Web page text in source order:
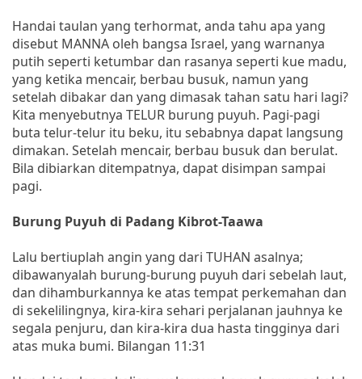
Handai taulan yang terhormat, anda tahu apa yang
disebut MANNA oleh bangsa Israel, yang warnanya
putih seperti ketumbar dan rasanya seperti kue madu,
yang ketika mencair, berbau busuk, namun yang
setelah dibakar dan yang dimasak tahan satu hari lagi?
Kita menyebutnya TELUR burung puyuh. Pagi-pagi
buta telur-telur itu beku, itu sebabnya dapat langsung
dimakan. Setelah mencair, berbau busuk dan berulat.
Bila dibiarkan ditempatnya, dapat disimpan sampai
pagi.
Burung Puyuh di Padang Kibrot-Taawa
Lalu bertiuplah angin yang dari TUHAN asalnya;
dibawanyalah burung-burung puyuh dari sebelah laut,
dan dihamburkannya ke atas tempat perkemahan dan
di sekelilingnya, kira-kira sehari perjalanan jauhnya ke
segala penjuru, dan kira-kira dua hasta tingginya dari
atas muka bumi. Bilangan 11:31